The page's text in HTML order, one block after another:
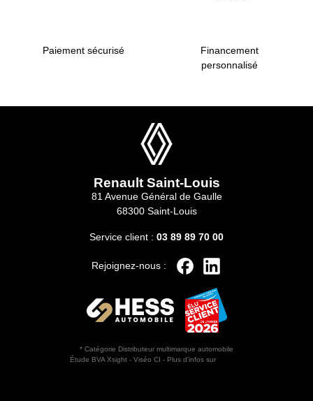
Paiement sécurisé
Financement
personnalisé
Renault Saint-Louis
81 Avenue Général de Gaulle
68300 Saint-Louis
Service client : 03 89 89 70 00
Rejoignez-nous :
* Catégorie Distributeur multimarque automobile
Étude BVA Xsight - Viséo CI - Plus d’infos sur